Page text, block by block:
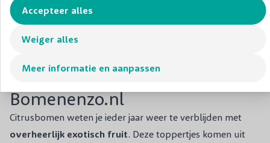
Meer informatie en aanpassen
Weiger alles
Accepteer alles
Citrusbomen kopen bij
Bomenenzo.nl
Citrusbomen weten je ieder jaar weer te verblijden met
overheerlijk exotisch fruit. Deze toppertjes komen uit